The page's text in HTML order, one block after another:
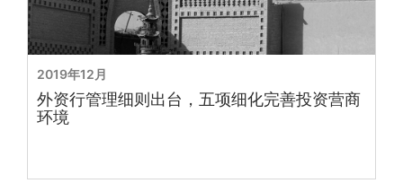
外资行管理细则出台，五项细化完善投资营商
环境
2019年12月